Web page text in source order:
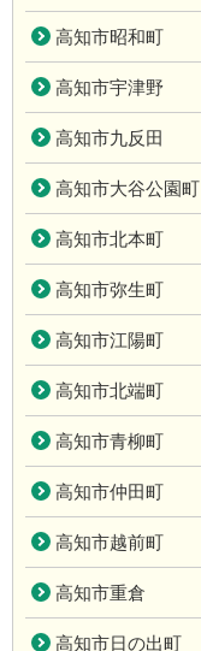
高知市昭和町
高知市宇津野
高知市九反田
高知市大谷公園町
高知市北本町
高知市弥生町
高知市江陽町
高知市北端町
高知市青柳町
高知市仲田町
高知市越前町
高知市重倉
高知市日の出町